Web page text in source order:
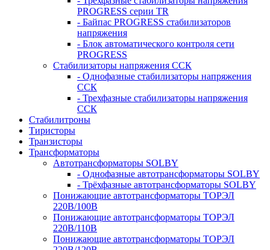
PROGRESS серии TR
- Байпас PROGRESS стабилизаторов
напряжения
- Блок автоматического контроля сети
PROGRESS
Стабилизаторы напряжения ССК
- Однофазные стабилизаторы напряжения
ССК
- Трехфазные стабилизаторы напряжения
ССК
Стабилитроны
Тиристоры
Транзисторы
Трансформаторы
Автотрансформаторы SOLBY
- Однофазные автотрансформаторы SOLBY
- Трёхфазные автотрансформаторы SOLBY
Понижающие автотрансформаторы ТОРЭЛ
220В/100В
Понижающие автотрансформаторы ТОРЭЛ
220В/110В
Понижающие автотрансформаторы ТОРЭЛ